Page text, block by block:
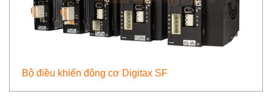
Bộ điều khiển động cơ Digitax SF